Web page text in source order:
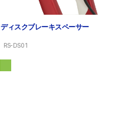
ディスクブレーキスペーサー
RS-DS01